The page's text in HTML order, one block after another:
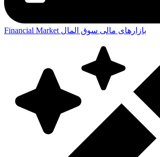
Financial Market بازارهای مالی سوق المال